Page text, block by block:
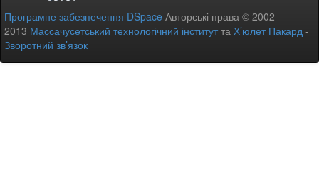
Програмне забезпечення DSpace Авторські права © 2002-
2013 Массачусетський технологічний інститутта Х’юлет Пакард -
Зворотний зв’язок